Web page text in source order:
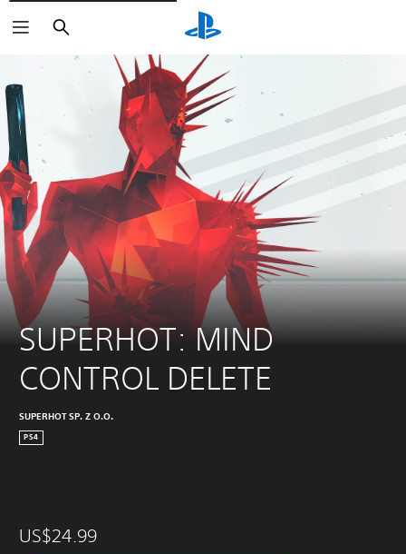
Buscar
SUPERHOT: MIND
CONTROL DELETE
SUPERHOT SP. Z O.O.
PS4
US$24.99